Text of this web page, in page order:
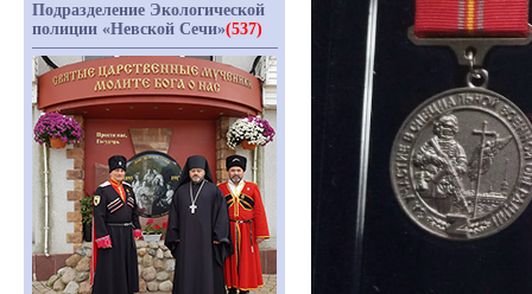
Подразделение Экологической
полиции «Невской Сечи»(537)